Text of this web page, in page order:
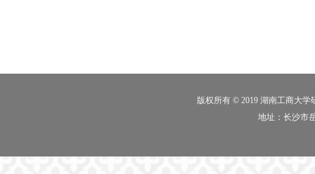
版权所有 © 2019 湖南工商大学
地址：长沙市